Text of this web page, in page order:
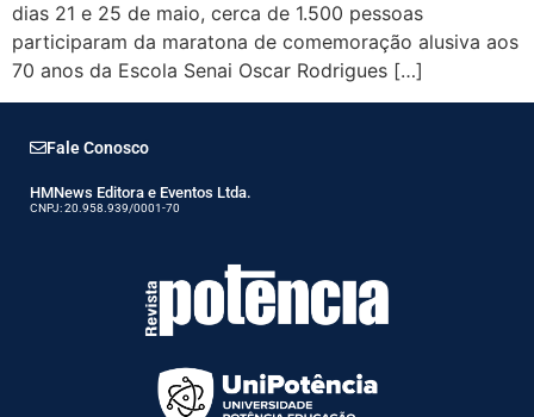
dias 21 e 25 de maio, cerca de 1.500 pessoas
participaram da maratona de comemoração alusiva aos
70 anos da Escola Senai Oscar Rodrigues […]
Fale Conosco
HMNews Editora e Eventos Ltda.
CNPJ: 20.958.939/0001-70